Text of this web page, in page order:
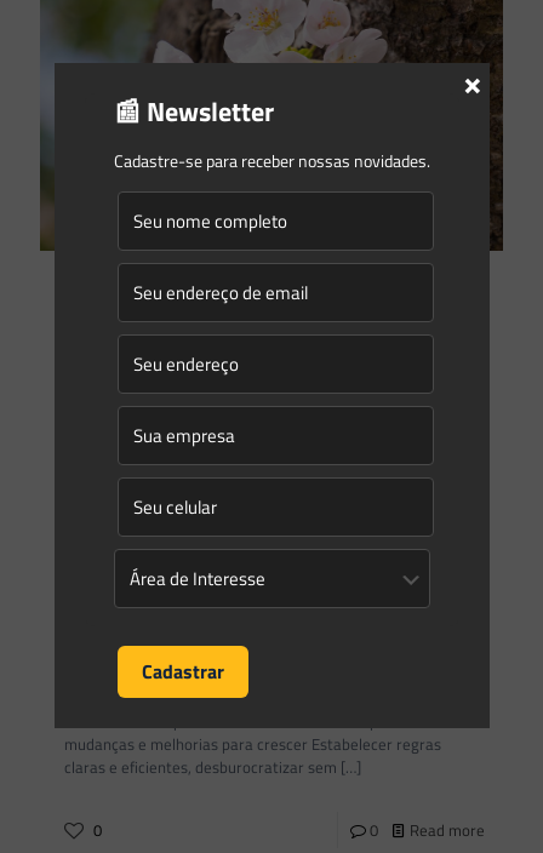
Gleyse Gulin on
27/11/2018
Da Resiliência à Adaptação: o que prevê a nova Resolução
CONAMA de qualidade do ar?
Resiliência e Adaptação são palavras comumente
empregadas nos dias de hoje. A primeira, diz respeito a
capacidade do ser humano de se recuperar após um evento
Gleyse Gulin
melhorias para crescer
Data: 26/11/2018 Veículo: Brasil Energia Edição Online
mudanças e melhorias para crescer Estabelecer regras
claras e eficientes, desburocratizar sem […]
0 0 Read more
📰 Newsletter
Cadastre-se para receber nossas novidades.
×